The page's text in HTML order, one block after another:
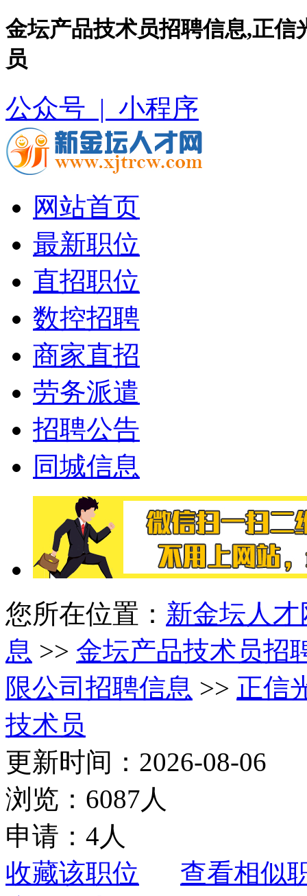
金坛产品技术员招聘信息,正
员
公众号 | 小程序
网站首页
最新职位
直招职位
数控招聘
商家直招
劳务派遣
招聘公告
同城信息
您所在位置： 新金坛人才
息 >> 金坛产品技术员招
限公司招聘信息 >> 正信
技术员
更新时间：2026-08-06
浏览：6087人
申请：4人
收藏该职位
查看相似